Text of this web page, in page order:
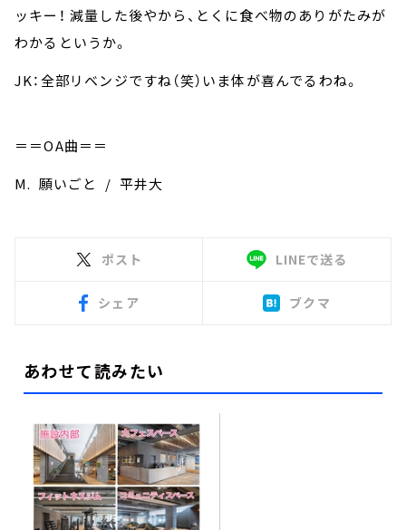
ッキー！ 減量した後やから、とくに食べ物のありがたみが
わかるというか。
JK：全部リベンジですね（笑）いま体が喜んでるわね。
＝＝OA曲＝＝
M. 願いごと / 平井大
ポスト LINEで送る
シェア ブクマ
あわせて読みたい